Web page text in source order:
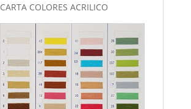
CARTA COLORES ACRILICO